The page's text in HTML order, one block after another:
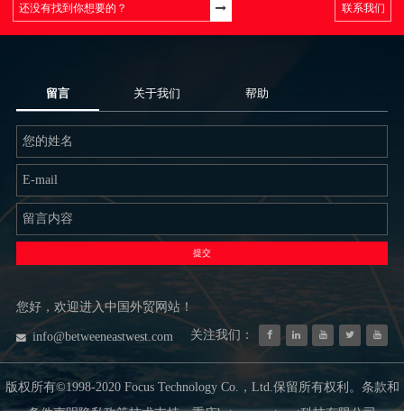
联系我们
留言 关于我们 帮助
提交
您好，欢迎进入中国外贸网站！
info@betweeneastwest.com 关注我们：
版权所有©1998-2020 Focus Technology Co.，Ltd.保留所有权利。条款和